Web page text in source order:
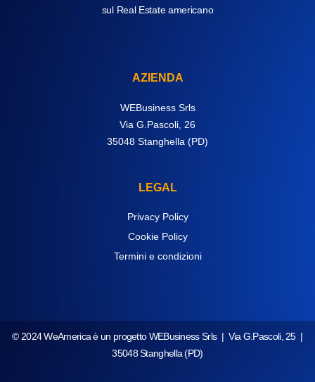
sul Real Estate americano
AZIENDA
WEBusiness Srls
Via G.Pascoli, 26
35048 Stanghella (PD)
LEGAL
Privacy Policy
Cookie Policy
Termini e condizioni
© 2024 WeAmerica è un progetto WEBusiness Srls | Via G.Pascoli, 25 |
35048 Stanghella (PD)